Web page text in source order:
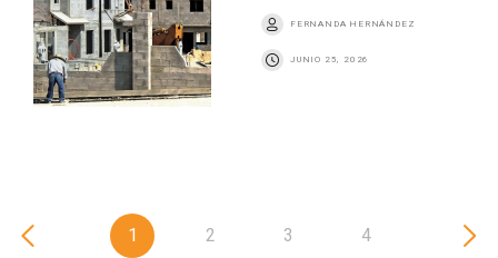
FERNANDA HERNÁNDEZ
JUNIO 25, 2026
1 2 3 4